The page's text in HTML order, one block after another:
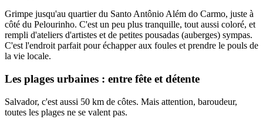
Grimpe jusqu'au quartier du Santo Antônio Além do Carmo, juste à
côté du Pelourinho. C'est un peu plus tranquille, tout aussi coloré, et
rempli d'ateliers d'artistes et de petites pousadas (auberges) sympas.
C'est l'endroit parfait pour échapper aux foules et prendre le pouls de
la vie locale.
Les plages urbaines : entre fête et détente
Salvador, c'est aussi 50 km de côtes. Mais attention, baroudeur,
toutes les plages ne se valent pas.